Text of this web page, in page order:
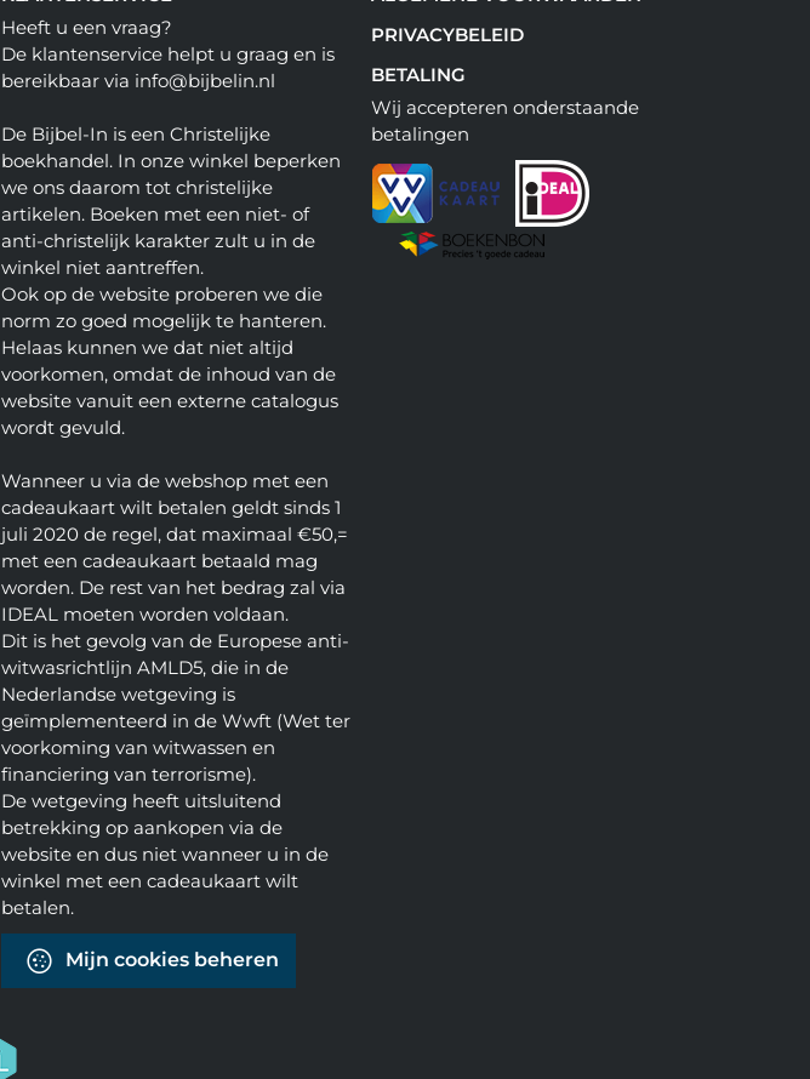
Heeft u een vraag?
De klantenservice helpt u graag en is
bereikbaar via info@bijbelin.nl
De Bijbel-In is een Christelijke
boekhandel. In onze winkel beperken
we ons daarom tot christelijke
artikelen. Boeken met een niet- of
anti-christelijk karakter zult u in de
winkel niet aantreffen.
Ook op de website proberen we die
norm zo goed mogelijk te hanteren.
Helaas kunnen we dat niet altijd
voorkomen, omdat de inhoud van de
website vanuit een externe catalogus
wordt gevuld.
Wanneer u via de webshop met een
cadeaukaart wilt betalen geldt sinds 1
juli 2020 de regel, dat maximaal €50,=
met een cadeaukaart betaald mag
worden. De rest van het bedrag zal via
IDEAL moeten worden voldaan.
Dit is het gevolg van de Europese anti-
witwasrichtlijn AMLD5, die in de
Nederlandse wetgeving is
geïmplementeerd in de Wwft (Wet ter
voorkoming van witwassen en
financiering van terrorisme).
De wetgeving heeft uitsluitend
betrekking op aankopen via de
website en dus niet wanneer u in de
winkel met een cadeaukaart wilt
betalen.
Mijn cookies beheren
PRIVACYBELEID
BETALING
Wij accepteren onderstaande
betalingen